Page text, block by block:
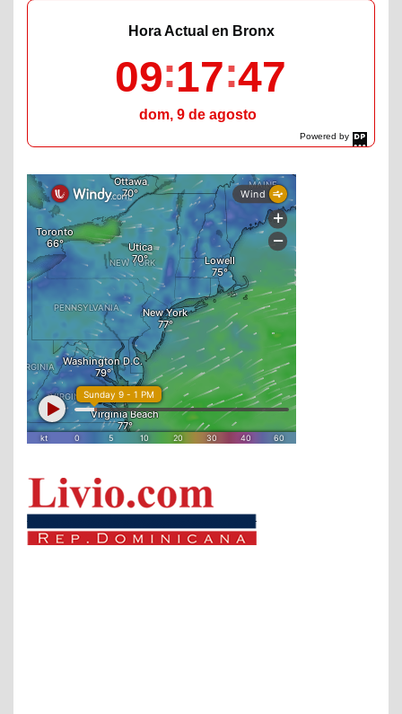
Powered by
DaysPedia.com
Hora Actual en Bronx
09 17 48
dom, 9 de agosto